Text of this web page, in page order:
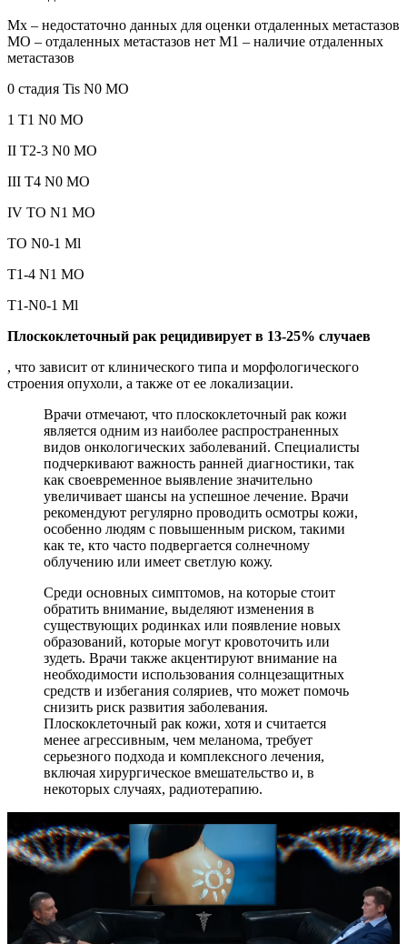
Мх – недостаточно данных для оценки отдаленных метастазов
МО – отдаленных метастазов нет М1 – наличие отдаленных
метастазов
0 стадия Tis N0 МО
1 Т1 N0 МО
II Т2-3 N0 МО
III Т4 N0 МО
IV ТО N1 МО
ТО N0-1 Ml
Т1-4 N1 МО
T1-N0-1 Ml
Плоскоклеточный рак рецидивирует в 13-25% случаев
, что зависит от клинического типа и морфологического
строения опухоли, а также от ее локализации.
Врачи отмечают, что плоскоклеточный рак кожи
является одним из наиболее распространенных
видов онкологических заболеваний. Специалисты
подчеркивают важность ранней диагностики, так
как своевременное выявление значительно
увеличивает шансы на успешное лечение. Врачи
рекомендуют регулярно проводить осмотры кожи,
особенно людям с повышенным риском, такими
как те, кто часто подвергается солнечному
облучению или имеет светлую кожу.
Среди основных симптомов, на которые стоит
обратить внимание, выделяют изменения в
существующих родинках или появление новых
образований, которые могут кровоточить или
зудеть. Врачи также акцентируют внимание на
необходимости использования солнцезащитных
средств и избегания соляриев, что может помочь
снизить риск развития заболевания.
Плоскоклеточный рак кожи, хотя и считается
менее агрессивным, чем меланома, требует
серьезного подхода и комплексного лечения,
включая хирургическое вмешательство и, в
некоторых случаях, радиотерапию.